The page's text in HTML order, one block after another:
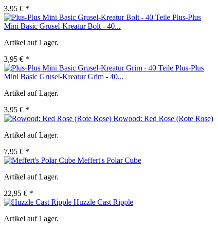
3,95 € *
Plus-Plus
Mini Basic Grusel-Kreatur Bolt - 40...
Artikel auf Lager.
3,95 € *
Plus-Plus
Mini Basic Grusel-Kreatur Grim - 40...
Artikel auf Lager.
3,95 € *
Rowood: Red Rose (Rote Rose)
Artikel auf Lager.
7,95 € *
Meffert's Polar Cube
Artikel auf Lager.
22,95 € *
Huzzle Cast Ripple
Artikel auf Lager.